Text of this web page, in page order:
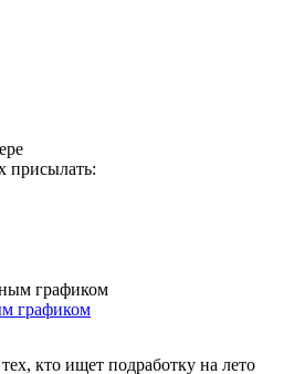
присылать:
графиком